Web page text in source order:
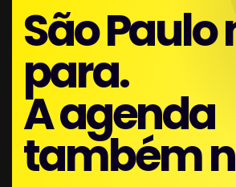
São Paulo
para.
A agenda
também